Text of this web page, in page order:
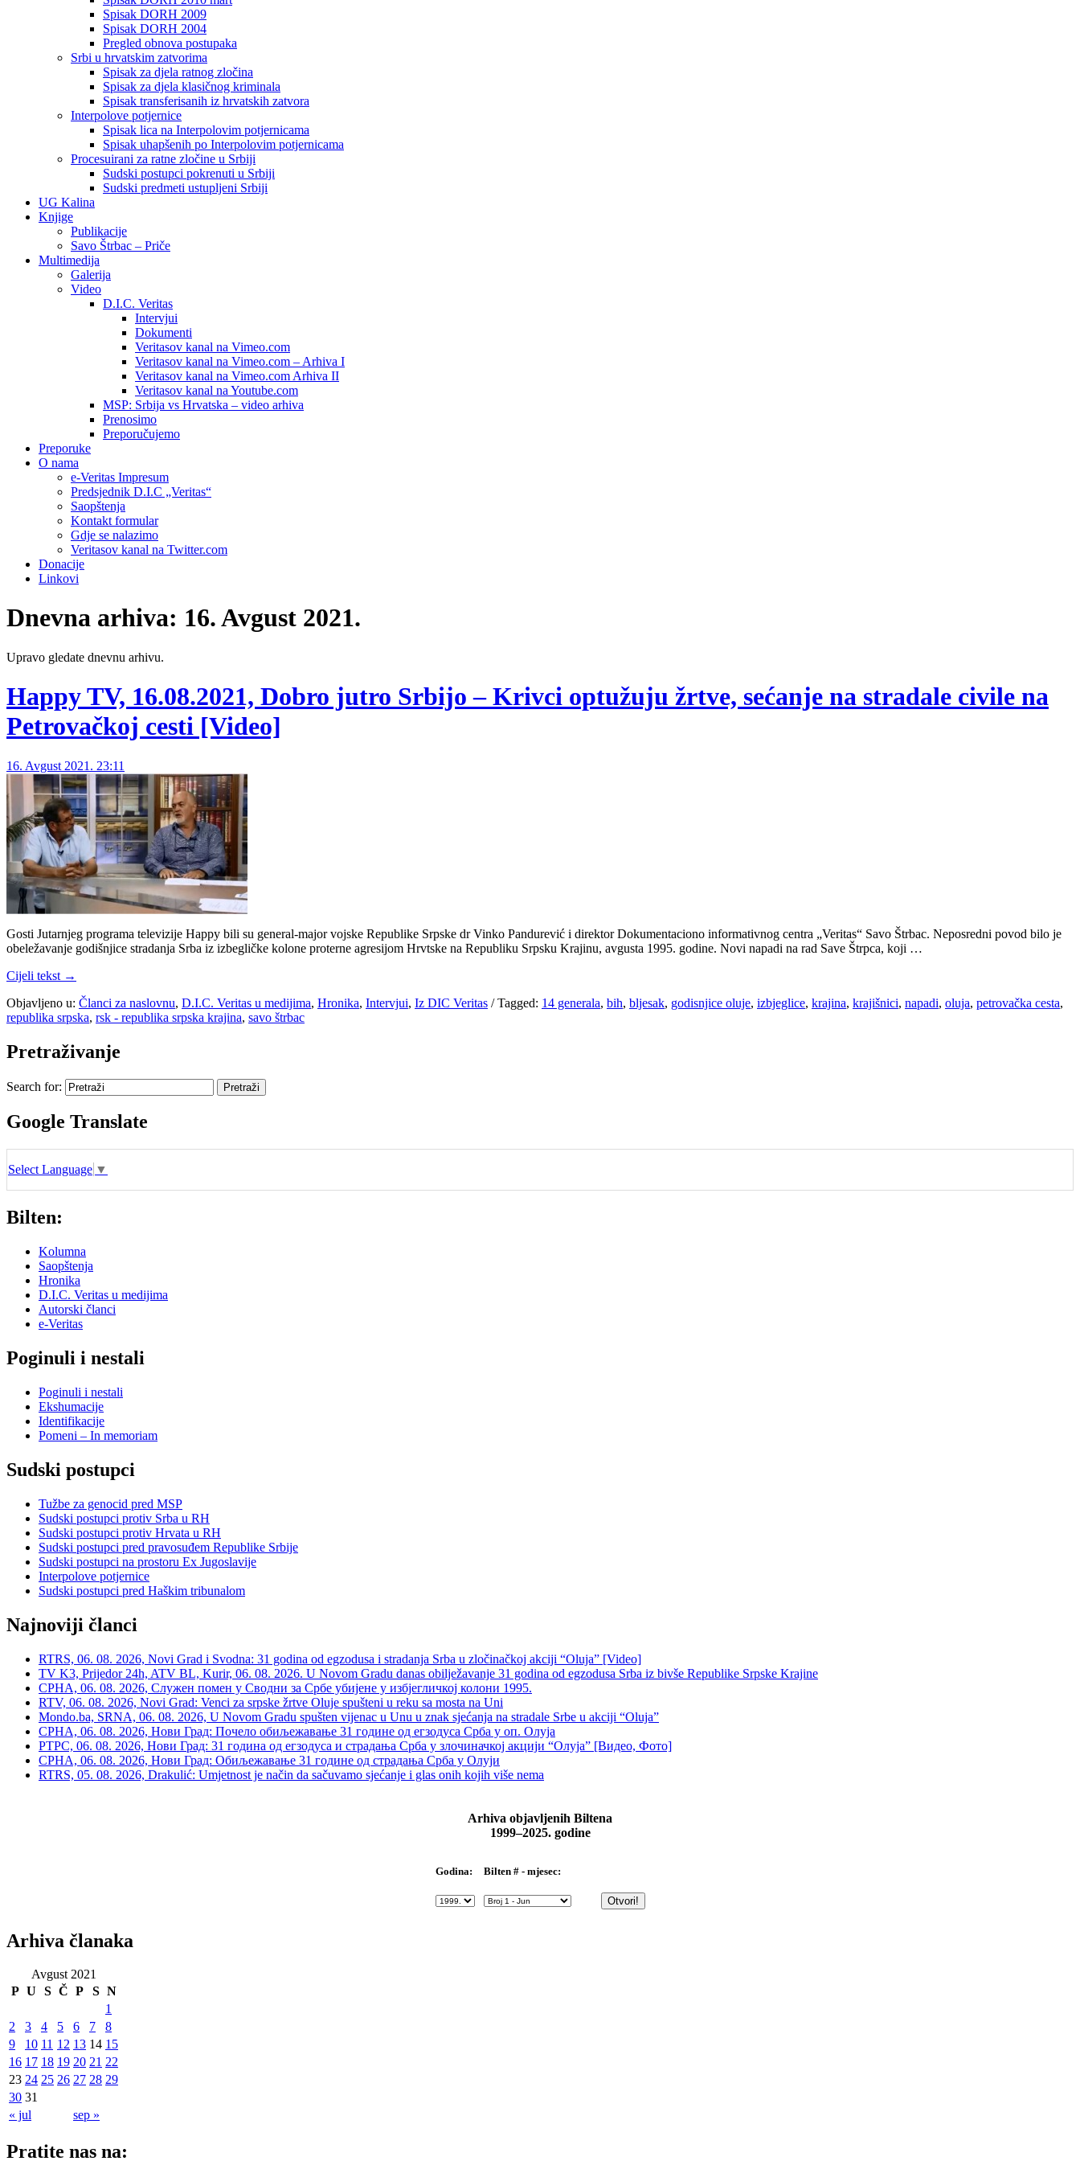
Spisak DORH 2009
Spisak DORH 2004
Pregled obnova postupaka
Srbi u hrvatskim zatvorima
Spisak za djela ratnog zločina
Spisak za djela klasičnog kriminala
Spisak transferisanih iz hrvatskih zatvora
Interpolove potjernice
Spisak lica na Interpolovim potjernicama
Spisak uhapšenih po Interpolovim potjernicama
Procesuirani za ratne zločine u Srbiji
Sudski postupci pokrenuti u Srbiji
Sudski predmeti ustupljeni Srbiji
UG Kalina
Knjige
Publikacije
Savo Štrbac – Priče
Multimedija
Galerija
Video
D.I.C. Veritas
Intervjui
Dokumenti
Veritasov kanal na Vimeo.com
Veritasov kanal na Vimeo.com – Arhiva I
Veritasov kanal na Vimeo.com Arhiva II
Veritasov kanal na Youtube.com
MSP: Srbija vs Hrvatska – video arhiva
Prenosimo
Preporučujemo
Preporuke
O nama
e-Veritas Impresum
Predsjednik D.I.C „Veritas“
Saopštenja
Kontakt formular
Gdje se nalazimo
Veritasov kanal na Twitter.com
Donacije
Linkovi
Dnevna arhiva: 16. Avgust 2021.
Upravo gledate dnevnu arhivu.
Happy TV, 16.08.2021, Dobro jutro Srbijo – Krivci optužuju žrtve, sećanje na stradale civile na
Petrovačkoj cesti [Video]
16. Avgust 2021. 23:11
Gosti Jutarnjeg programa televizije Happy bili su general-major vojske Republike Srpske dr Vinko Pandurević i direktor Dokumentaciono informativnog centra „Veritas“ Savo Štrbac. Neposredni povod bilo je
obeležavanje godišnjice stradanja Srba iz izbegličke kolone proterne agresijom Hrvtske na Republiku Srpsku Krajinu, avgusta 1995. godine. Novi napadi na rad Save Štrpca, koji …
Cijeli tekst →
Objavljeno u: Članci za naslovnu, D.I.C. Veritas u medijima, Hronika, Intervjui, Iz DIC Veritas /Tagged: 14 generala, bih, bljesak, godisnjice oluje, izbjeglice, krajina, krajišnici, napadi, oluja, petrovačka cesta,
republika srpska, rsk - republika srpska krajina, savo štrbac
Pretraživanje
Search for:
Google Translate
Select Language ▼
Bilten:
Kolumna
Saopštenja
Hronika
D.I.C. Veritas u medijima
Autorski članci
e-Veritas
Poginuli i nestali
Poginuli i nestali
Ekshumacije
Identifikacije
Pomeni – In memoriam
Sudski postupci
Tužbe za genocid pred MSP
Sudski postupci protiv Srba u RH
Sudski postupci protiv Hrvata u RH
Sudski postupci pred pravosuđem Republike Srbije
Sudski postupci na prostoru Ex Jugoslavije
Interpolove potjernice
Sudski postupci pred Haškim tribunalom
Najnoviji članci
RTRS, 06. 08. 2026, Novi Grad i Svodna: 31 godina od egzodusa i stradanja Srba u zločinačkoj akciji “Oluja” [Video]
TV K3, Prijedor 24h, ATV BL, Kurir, 06. 08. 2026. U Novom Gradu danas obilježavanje 31 godina od egzodusa Srba iz bivše Republike Srpske Krajine
СРНА, 06. 08. 2026, Служен помен у Сводни за Србе убијене у избјегличкој колони 1995.
RTV, 06. 08. 2026, Novi Grad: Venci za srpske žrtve Oluje spušteni u reku sa mosta na Uni
Mondo.ba, SRNA, 06. 08. 2026, U Novom Gradu spušten vijenac u Unu u znak sjećanja na stradale Srbe u akciji “Oluja”
СРНА, 06. 08. 2026, Нови Град: Почело обиљежавање 31 године од егзодуса Срба у оп. Олуја
РТРС, 06. 08. 2026, Нови Град: 31 година од егзодуса и страдања Срба у злочиначкој акцији “Олуја” [Видео, Фото]
СРНА, 06. 08. 2026, Нови Град: Обиљежавање 31 године од страдања Срба у Олуји
RTRS, 05. 08. 2026, Drakulić: Umjetnost je način da sačuvamo sjećanje i glas onih kojih više nema
Arhiva objavljenih Biltena
1999–2025. godine
Godina: Bilten # - mjesec:
Arhiva članaka
Avgust 2021
P U S Č P S N
« jul sep »
1
2
3 4 5 6 7
8
9
10 11 12 13 14 15
16 17 18 19 20 21 22
23 24 25 26 27 28 29
30 31
Pratite nas na: